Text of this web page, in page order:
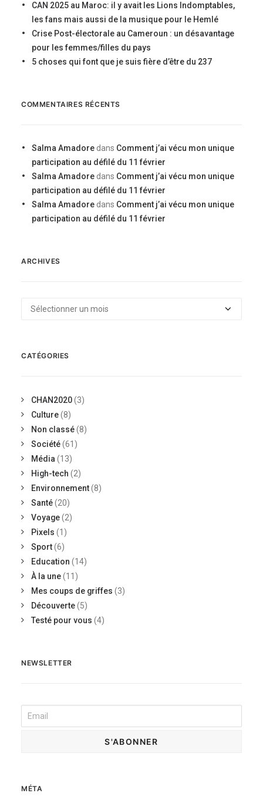
CAN 2025 au Maroc: il y avait les Lions Indomptables,
les fans mais aussi de la musique pour le Hemlé
Crise Post-électorale au Cameroun : un désavantage
pour les femmes/filles du pays
5 choses qui font que je suis fière d’être du 237
COMMENTAIRES RÉCENTS
Salma Amadore dans Comment j’ai vécu mon unique
participation au défilé du 11 février
Salma Amadore dans Comment j’ai vécu mon unique
participation au défilé du 11 février
Salma Amadore dans Comment j’ai vécu mon unique
participation au défilé du 11 février
ARCHIVES
Archives
CATÉGORIES
CHAN2020(3)
Culture(8)
Non classé(8)
Société(61)
Média (13)
High-tech (2)
Environnement(8)
Santé(20)
Voyage(2)
Pixels (1)
Sport(6)
Education (14)
À la une(11)
Mes coups de griffes (3)
Découverte(5)
Testé pour vous (4)
NEWSLETTER
MÉTA